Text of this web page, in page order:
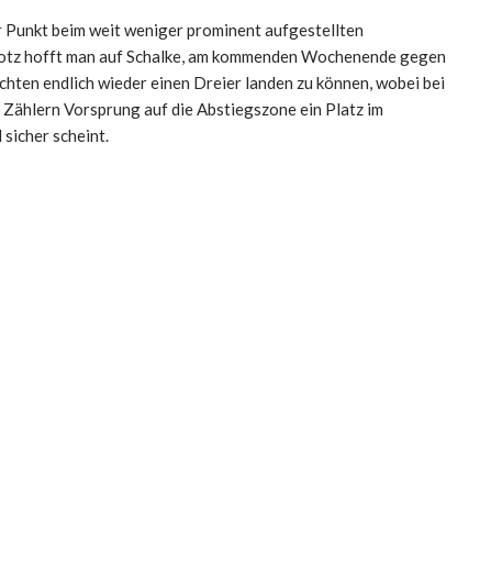
beim weit weniger prominent aufgestellten
hofft man auf Schalke, am kommenden Wochenende gegen
endlich wieder einen Dreier landen zu können, wobei bei
Vorsprung auf die Abstiegszone ein Platz im
sicher scheint.